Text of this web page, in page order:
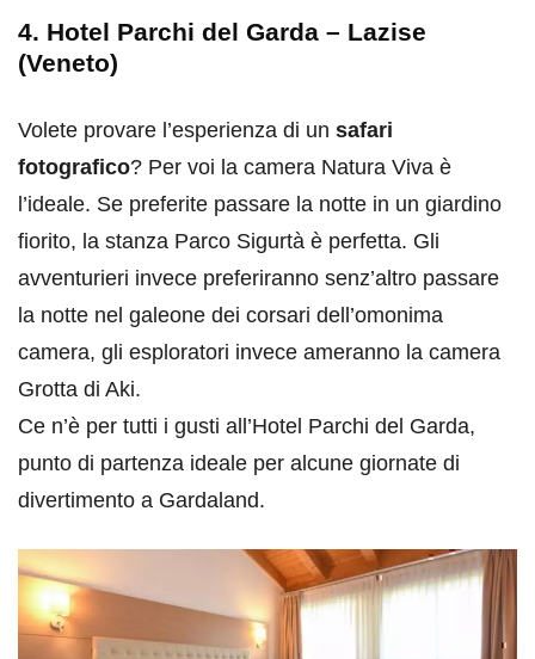
4. Hotel Parchi del Garda – Lazise
(Veneto)
Volete provare l’esperienza di un safari
fotografico? Per voi la camera Natura Viva è
l’ideale. Se preferite passare la notte in un giardino
fiorito, la stanza Parco Sigurtà è perfetta. Gli
avventurieri invece preferiranno senz’altro passare
la notte nel galeone dei corsari dell’omonima
camera, gli esploratori invece ameranno la camera
Grotta di Aki.
Ce n’è per tutti i gusti all’Hotel Parchi del Garda,
punto di partenza ideale per alcune giornate di
divertimento a Gardaland.